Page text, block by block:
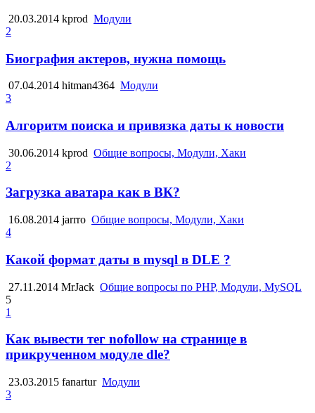
20.03.2014 kprod Модули
2
Биография актеров, нужна помощь
07.04.2014 hitman4364 Модули
3
Алгоритм поиска и привязка даты к новости
30.06.2014 kprod Общие вопросы, Модули, Хаки
2
Загрузка аватара как в ВК?
16.08.2014 jarrro Общие вопросы, Модули, Хаки
4
Какой формат даты в mysql в DLE ?
27.11.2014 MrJack Общие вопросы по PHP, Модули, MySQL
5
1
Как вывести тег nofollow на странице в
прикрученном модуле dle?
23.03.2015 fanartur Модули
3